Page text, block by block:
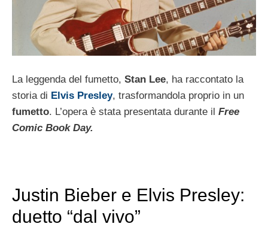
La leggenda del fumetto, Stan Lee, ha raccontato la
storia di Elvis Presley, trasformandola proprio in un
fumetto. L’opera è stata presentata durante il Free
Comic Book Day.
Justin Bieber e Elvis Presley:
duetto “dal vivo”